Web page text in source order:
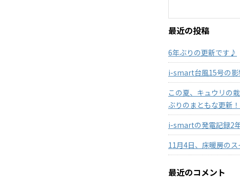
最近の投稿
6年ぶりの更新です♪
i-smart台風15号の影
この夏、キュウリの
ぶりのまともな更新！
i-smartの発電記録2
11月4日、床暖房のス
最近のコメント